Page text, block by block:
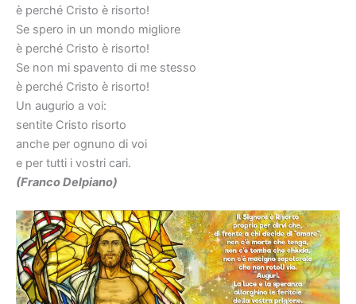
è perché Cristo è risorto!
Se spero in un mondo migliore
è perché Cristo è risorto!
Se non mi spavento di me stesso
è perché Cristo è risorto!
Un augurio a voi:
sentite Cristo risorto
anche per ognuno di voi
e per tutti i vostri cari.
(FrancoDelpiano)